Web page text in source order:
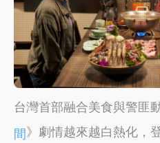
台灣首部融合美食與警匪
間》劇情越來越白熱化，